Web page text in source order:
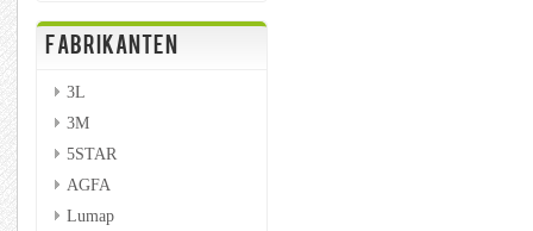
FABRIKANTEN
3L
3M
5STAR
AGFA
Lumap